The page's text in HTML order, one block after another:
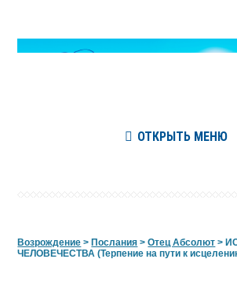
ОТКРЫТЬ МЕНЮ
Возрождение >Послания >Отец Абсолют >
ЧЕЛОВЕЧЕСТВА (Терпение на пути к